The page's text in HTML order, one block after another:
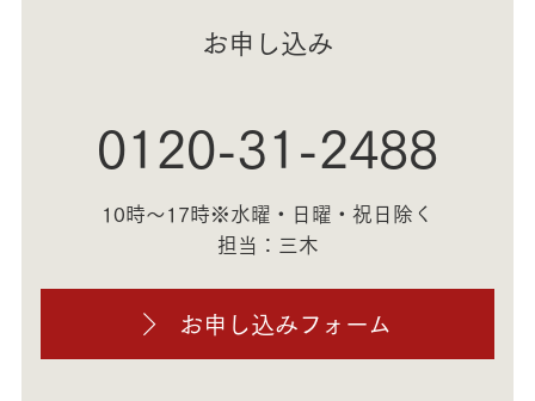
お申し込み
0120-31-2488
10時～17時※水曜・日曜・祝日除く
担当：三木
お申し込みフォーム